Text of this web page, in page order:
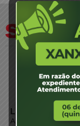
LINKS
Agência de